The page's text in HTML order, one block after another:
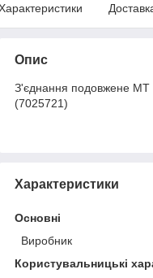
Опис
З'єднання подовжене
(7025721)
Характеристики
Основні
Виробник
Користувальницькі